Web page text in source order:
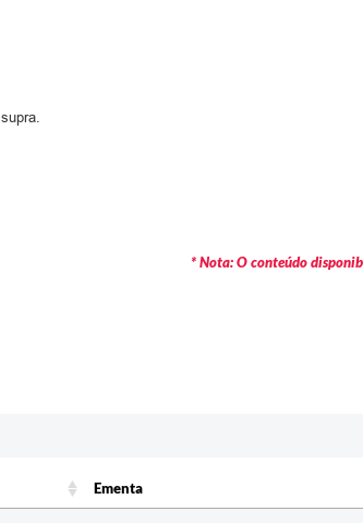
* Nota: O conteúdo
Ementa